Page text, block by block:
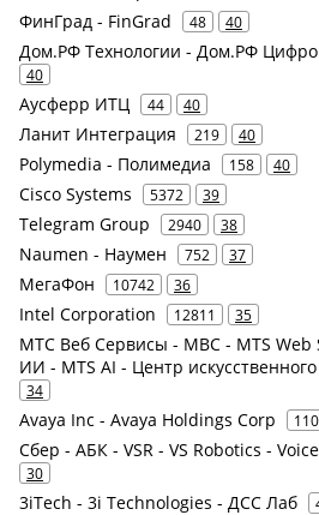
ФинГрад - FinGrad 48 40
Дом.РФ Технологии - Дом.РФ
40
Аусферр ИТЦ 44 40
Ланит Интеграция 219 40
Polymedia - Полимедиа 158 40
Cisco Systems 5372 39
Telegram Group 2940 38
Naumen - Наумен 752 37
МегаФон 10742 36
Intel Corporation 12811 35
МТС Веб Сервисы - МВС - MTS Web
ИИ - MTS AI - Центр
34
Avaya Inc - Avaya Holdings Corp
Сбер - АБК - VSR - VS Robotics -
30
3iTech - 3i Technologies - ДСС Лаб